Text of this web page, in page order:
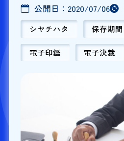
公開日： 2020/07/06
シヤチハタ 保存期間
電子印鑑 電子決裁